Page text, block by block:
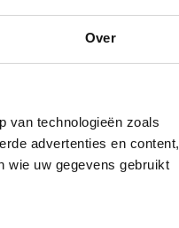
Over
van technologieën zoals
advertenties en content,
wie uw gegevens gebruikt